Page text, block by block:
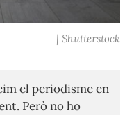
| Shutterstock
el periodisme en
Però no ho